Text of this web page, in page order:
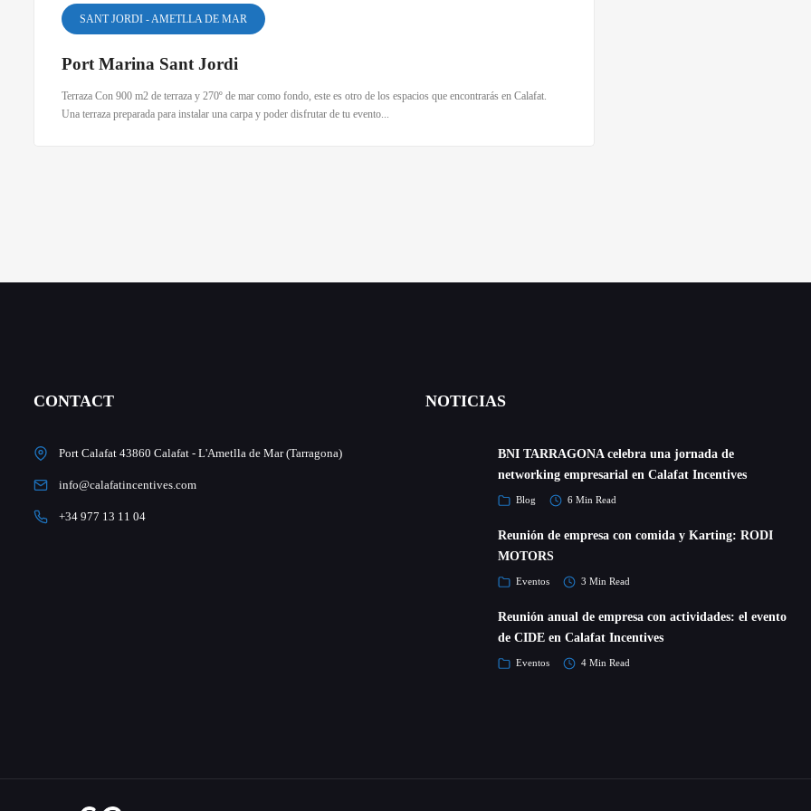
SANT JORDI - AMETLLA DE MAR
Port Marina Sant Jordi
Terraza Con 900 m2 de terraza y 270º de mar como fondo, este es otro de los espacios que encontrarás en Calafat.
Una terraza preparada para instalar una carpa y poder disfrutar de tu evento...
CONTACT
Port Calafat 43860 Calafat - L'Ametlla de Mar (Tarragona)
info@calafatincentives.com
+34 977 13 11 04
NOTICIAS
BNI TARRAGONA celebra una jornada de
networking empresarial en Calafat Incentives
Blog 6 Min Read
Reunión de empresa con comida y Karting: RODI
MOTORS
Eventos 3 Min Read
Reunión anual de empresa con actividades: el evento
de CIDE en Calafat Incentives
Eventos 4 Min Read